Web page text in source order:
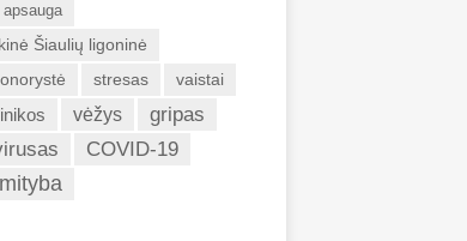
Šiaulių ligoninė
stresas vaistai
vėžys
gripas
COVID-19